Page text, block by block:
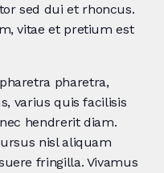
sed dui et rhoncus.
vitae et pretium est
pharetra,
varius quis facilisis
hendrerit diam.
nisl aliquam
fringilla. Vivamus